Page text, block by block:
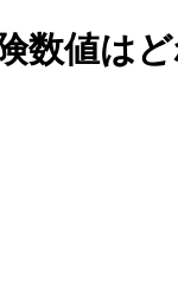
数値は